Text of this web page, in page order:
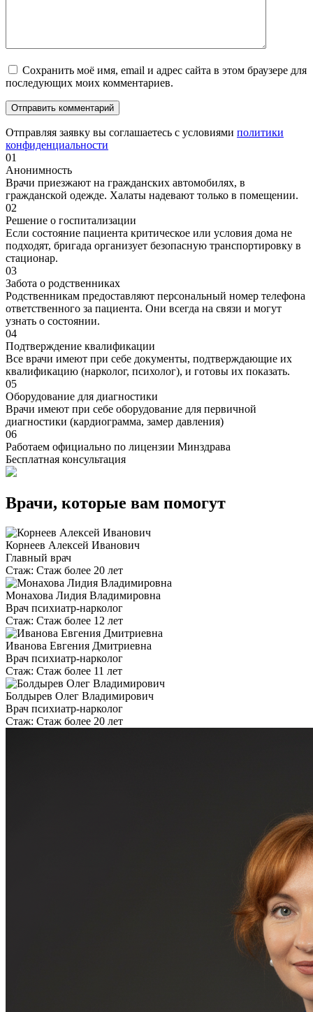
Сохранить моё имя, email и адрес сайта в этом браузере для
последующих моих комментариев.
Отправляя заявку вы соглашаетесь с условиями политики
конфиденциальности
01
Анонимность
Врачи приезжают на гражданских автомобилях, в
гражданской одежде. Халаты надевают только в помещении.
02
Решение о госпитализации
Если состояние пациента критическое или условия дома не
подходят, бригада организует безопасную транспортировку в
стационар.
03
Забота о родственниках
Родственникам предоставляют персональный номер телефона
ответственного за пациента. Они всегда на связи и могут
узнать о состоянии.
04
Подтверждение квалификации
Все врачи имеют при себе документы, подтверждающие их
квалификацию (нарколог, психолог), и готовы их показать.
05
Оборудование для диагностики
Врачи имеют при себе оборудование для первичной
диагностики (кардиограмма, замер давления)
06
Работаем официально по лицензии Минздрава
Бесплатная консультация
Врачи, которые вам помогут
Корнеев Алексей Иванович
Главный врач
Стаж: Стаж более 20 лет
Монахова Лидия Владимировна
Врач психиатр-нарколог
Стаж: Стаж более 12 лет
Иванова Евгения Дмитриевна
Врач психиатр-нарколог
Стаж: Стаж более 11 лет
Болдырев Олег Владимирович
Врач психиатр-нарколог
Стаж: Стаж более 20 лет